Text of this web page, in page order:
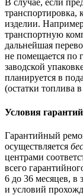
В случае, если
транспортировка,
изделии. Например
транспортную
дальнейшая
не помещается по
заводской
планируется в
(остатки топлива
Условия
Гарантийный
осуществляется
центрами
всего
6 до 36 месяцев, в
и условий